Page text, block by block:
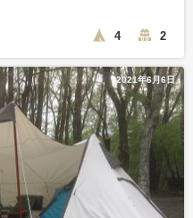
4 2
2021年6月6日